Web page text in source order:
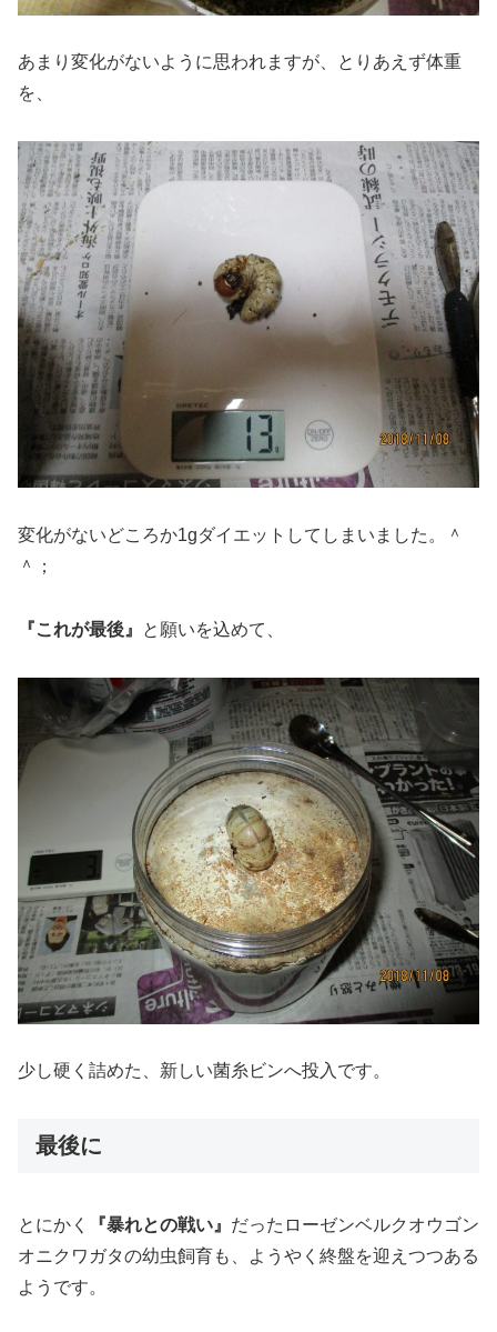
あまり変化がないように思われますが、とりあえず体重
を、
変化がないどころか1gダイエットしてしまいました。＾
＾；
『これが最後』 と願いを込めて、
少し硬く詰めた、新しい菌糸ビンへ投入です。
最後に
とにかく 『暴れとの戦い』 だったローゼンベルクオウゴン
オニクワガタの幼虫飼育も、ようやく終盤を迎えつつある
ようです。